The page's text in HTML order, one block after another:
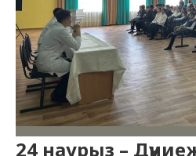
24 наурыз –